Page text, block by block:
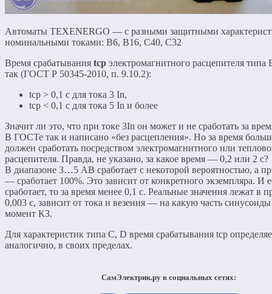
Автоматы TEXENERGO — с разными защитными
номинальными токами: B6, B16, C40, C32
Время срабатывания tср электромагнитного расцепителя типа
так (ГОСТ Р 50345-2010, п. 9.10.2):
tср > 0,1 с для тока 3 In,
tср < 0,1 с для тока 5 In и более
Значит ли это, что при токе 3In он может и не сработать за
В ГОСТе так и написано «без расцепления». Но за время
должен сработать посредством электромагнитного или
расцепителя. Правда, не указано, за какое время — 0,2 или 2 с?
В диапазоне 3…5 АВ сработает с некоторой вероятностью, а
— сработает 100%. Это зависит от конкретного экземпляра. И
сработает, то за время менее 0,1 с. Реальные значения лежат в
0,003 с, зависит от тока и везения — на какую часть
момент КЗ.
Для характеристик типа С, D время срабатывания tср
аналогично, в своих пределах.
СамЭлектрик.ру в социальных сетях: